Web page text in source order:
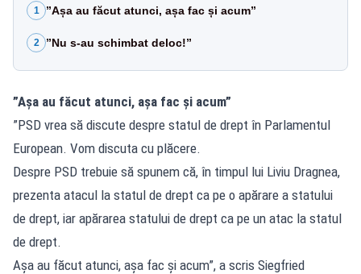
1 ”Așa au făcut atunci, așa fac și acum”
2 ”Nu s-au schimbat deloc!”
”Așa au făcut atunci, așa fac și acum”
”PSD vrea să discute despre statul de drept în Parlamentul
European. Vom discuta cu plăcere.
Despre PSD trebuie să spunem că, în timpul lui Liviu Dragnea,
prezenta atacul la statul de drept ca pe o apărare a statului
de drept, iar apărarea statului de drept ca pe un atac la statul
de drept.
Așa au făcut atunci, așa fac și acum”, a scris Siegfried